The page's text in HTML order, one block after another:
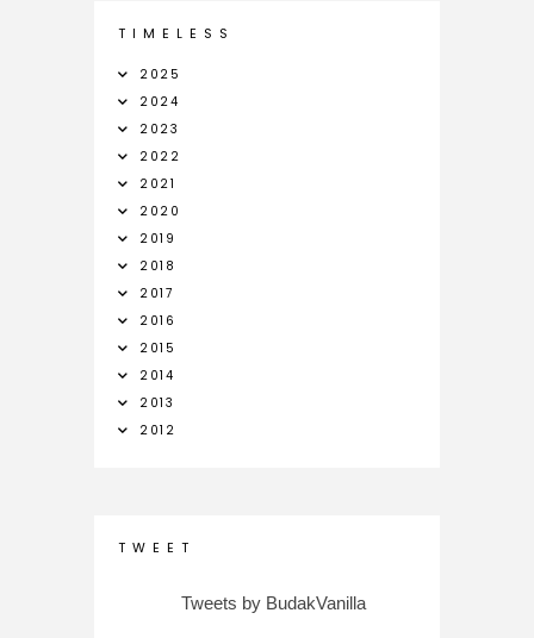
T I M E L E S S
2025
2024
2023
2022
2021
2020
2019
2018
2017
2016
2015
2014
2013
2012
T W E E T
Tweets by BudakVanilla